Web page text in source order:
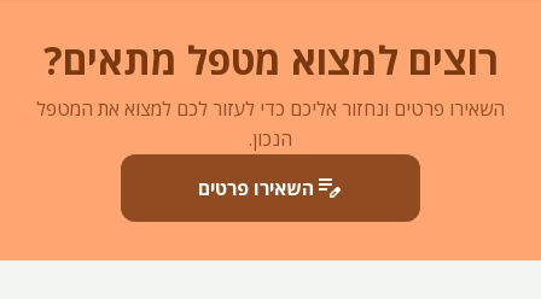
רוצים למצוא מטפל מתאים?
השאירו פרטים ונחזור אליכם כדי לעזור לכם למצוא את המטפל
הנכון.
edit_note השאירו פרטים